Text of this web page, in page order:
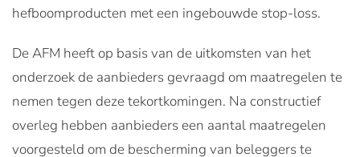
hefboomproducten met een ingebouwde stop-loss.
De AFM heeft op basis van de uitkomsten van het
onderzoek de aanbieders gevraagd om maatregelen te
nemen tegen deze tekortkomingen. Na constructief
overleg hebben aanbieders een aantal maatregelen
voorgesteld om de bescherming van beleggers te